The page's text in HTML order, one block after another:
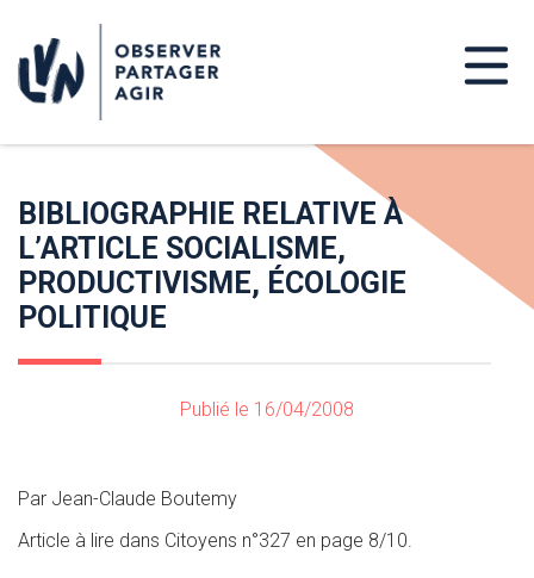
BIBLIOGRAPHIE RELATIVE À
L’ARTICLE SOCIALISME,
PRODUCTIVISME, ÉCOLOGIE
POLITIQUE
Publié le 16/04/2008
Par Jean-Claude Boutemy
Article à lire dans Citoyens n°327 en page 8/10.